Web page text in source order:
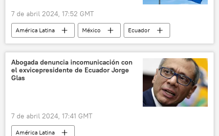
7 de abril 2024, 17:52 GMT
América Latina México
Ecuador
Honduras
📰 Crisis diplomática entre Ecuador y México
Abogada denuncia incomunicación con
el exvicepresidente de Ecuador Jorge
Glas
7 de abril 2024, 17:41 GMT
América Latina